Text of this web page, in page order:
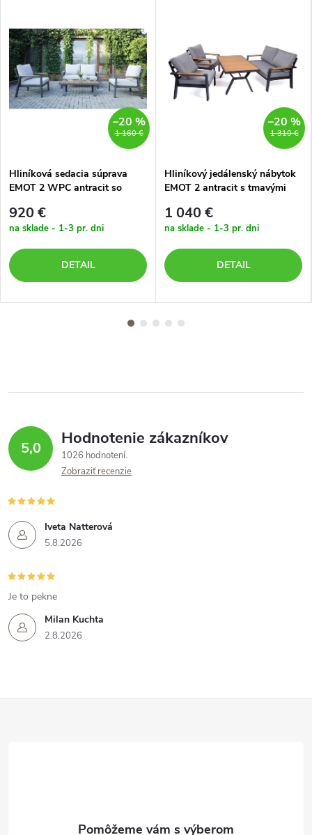
1 160 €
–20 %
Hliníková sedacia súprava
EMOT 2 WPC antracit so
920 €
na sklade - 1-3 pr. dni
DETAIL
1 310 €
–20 %
Hliníkový jedálenský nábytok
EMOT 2 antracit s tmavými
1 040 €
na sklade - 1-3 pr. dni
DETAIL
5,0 Hodnotenie zákazníkov
1026 hodnotení
Zobraziť recenzie
Iveta Natterová
5.8.2026
Milan Kuchta
2.8.2026
Je to pekne